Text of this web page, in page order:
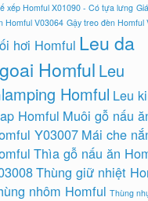
xếp Homful X01090 - Có tựa lưng
Homful V03064 Gậy treo đèn Homful
hơi Homful Leu da
Homful Leu
Homful Leu
Homful Muôi gỗ nấu
Y03007 Mái che
Thìa gỗ nấu ăn
Thùng giữ nhiệt
nhôm Homful Thùng